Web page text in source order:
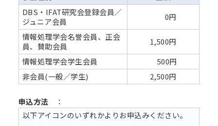
DBS・IFAT研究会登録会員／
ジュニア会員
0円
情報処理学会名誉会員、正会
員、賛助会員
1,500円
情報処理学会学生会員
500円
非会員(一般／学生)
2,500円
申込方法 ：
以下アイコンのいずれかよりお申込みください。